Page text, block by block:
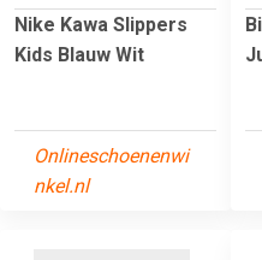
Nike Kawa Slippers
Kids Blauw Wit
Onlineschoenenwi
nkel.nl